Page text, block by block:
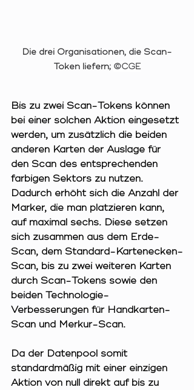
Die drei Organisationen, die Scan-
Token liefern; ©CGE
Bis zu zwei Scan-Tokens können
bei einer solchen Aktion eingesetzt
werden, um zusätzlich die beiden
anderen Karten der Auslage für
den Scan des entsprechenden
farbigen Sektors zu nutzen.
Dadurch erhöht sich die Anzahl der
Marker, die man platzieren kann,
auf maximal sechs. Diese setzen
sich zusammen aus dem Erde-
Scan, dem Standard-Kartenecken-
Scan, bis zu zwei weiteren Karten
durch Scan-Tokens sowie den
beiden Technologie-
Verbesserungen für Handkarten-
Scan und Merkur-Scan.
Da der Datenpool somit
standardmäßig mit einer einzigen
Aktion von null direkt auf bis zu